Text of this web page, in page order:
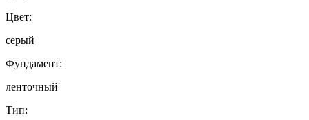
Цвет:
серый
Фундамент:
ленточный
Тип: